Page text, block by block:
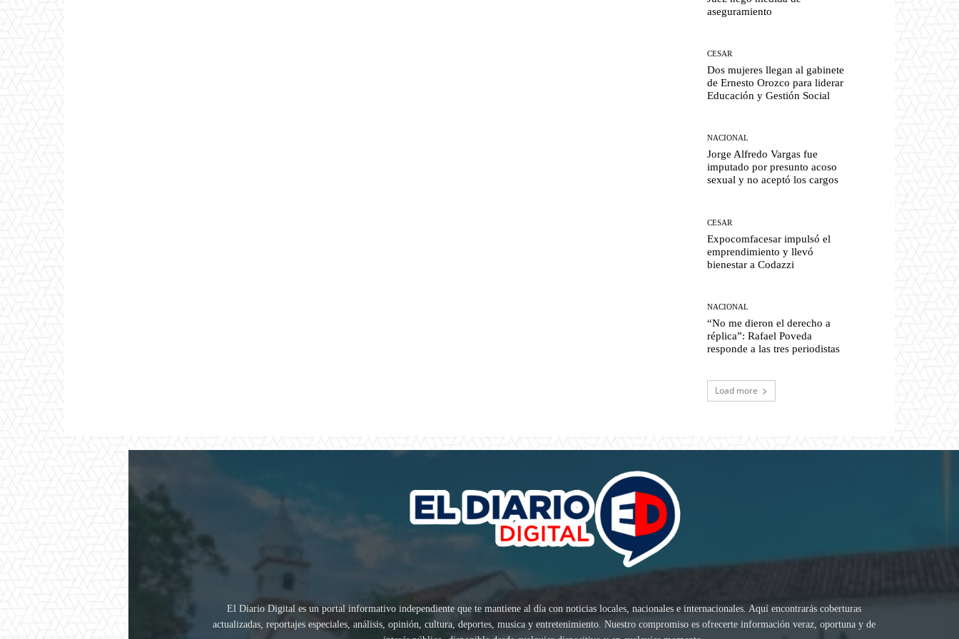
aseguramiento
CESAR
Dos mujeres llegan al gabinete
de Ernesto Orozco para liderar
Educación y Gestión Social
NACIONAL
Jorge Alfredo Vargas fue
imputado por presunto acoso
sexual y no aceptó los cargos
CESAR
Expocomfacesar impulsó el
emprendimiento y llevó
bienestar a Codazzi
NACIONAL
“No me dieron el derecho a
réplica”: Rafael Poveda
responde a las tres periodistas
Load more
El Diario Digital es un portal informativo independiente que te mantiene al día con noticias locales, nacionales e internacionales. Aquí encontrarás coberturas
actualizadas, reportajes especiales, análisis, opinión, cultura, deportes, musica y entretenimiento. Nuestro compromiso es ofrecerte información veraz, oportuna y de